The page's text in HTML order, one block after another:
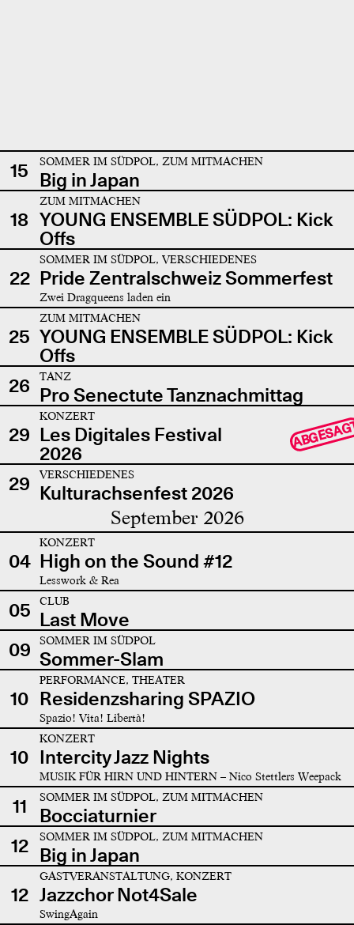
15 SOMMER IM SÜDPOL, ZUM MITMACHEN
Big in Japan
18
ZUM MITMACHEN
YOUNG ENSEMBLE SÜDPOL: Kick
Offs
22
SOMMER IM SÜDPOL, VERSCHIEDENES
Pride Zentralschweiz Sommerfest
Zwei Dragqueens laden ein
25
ZUM MITMACHEN
YOUNG ENSEMBLE SÜDPOL: Kick
Offs
26
TANZ
Pro Senectute Tanznachmittag
29
KONZERT
Les Digitales Festival
2026
29 VERSCHIEDENES
Kulturachsenfest 2026
September 2026
04
KONZERT
High on the Sound #12
Lesswork & Rea
05 CLUB
Last Move
09
SOMMER IM SÜDPOL
Sommer-Slam
10
PERFORMANCE, THEATER
Residenzsharing SPAZIO
Spazio! Vita! Libertà!
10
KONZERT
Intercity Jazz Nights
MUSIK FÜR HIRN UND HINTERN – Nico Stettlers Weepack
11 SOMMER IM SÜDPOL, ZUM MITMACHEN
Bocciaturnier
12
SOMMER IM SÜDPOL, ZUM MITMACHEN
Big in Japan
12
GASTVERANSTALTUNG, KONZERT
Jazzchor Not4Sale
SwingAgain